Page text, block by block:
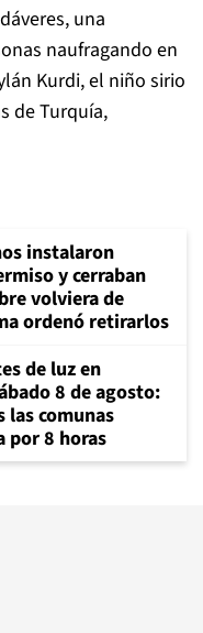
una
naufragando en
Kurdi, el niño sirio
de Turquía,
instalaron
y cerraban
volviera de
ordenó retirarlos
de luz en
8 de agosto:
las comunas
por 8 horas